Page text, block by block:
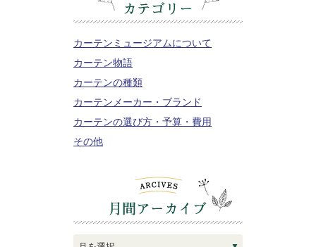
カーテンミュージアムについて
カーテン物語
カーテンの種類
カーテンメーカー・ブランド
カーテンの選び方・予算・費用
その他